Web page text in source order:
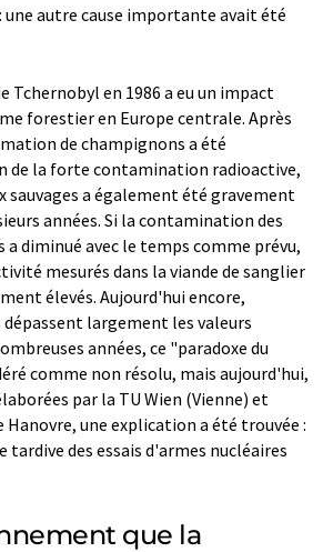
autre cause importante avait été
Tchernobyl en 1986 a eu un impact
forestier en Europe centrale. Après
de champignons a été
de la forte contamination radioactive,
sauvages a également été gravement
années. Si la contamination des
a diminué avec le temps comme prévu,
mesurés dans la viande de sanglier
élevés. Aujourd'hui encore,
largement les valeurs
années, ce "paradoxe du
comme non résolu, mais aujourd'hui,
par la TU Wien (Vienne) et
une explication a été trouvée :
tardive des essais d'armes nucléaires
que la